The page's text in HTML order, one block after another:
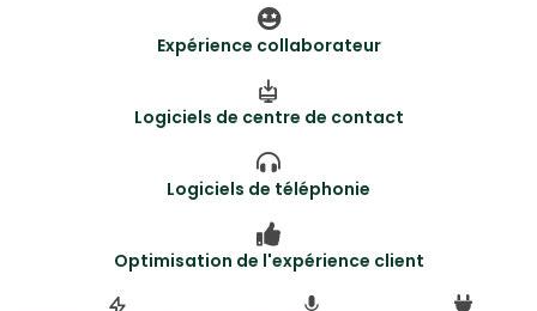
Expérience collaborateur
Logiciels de centre de contact
Logiciels de téléphonie
Optimisation de l'expérience client